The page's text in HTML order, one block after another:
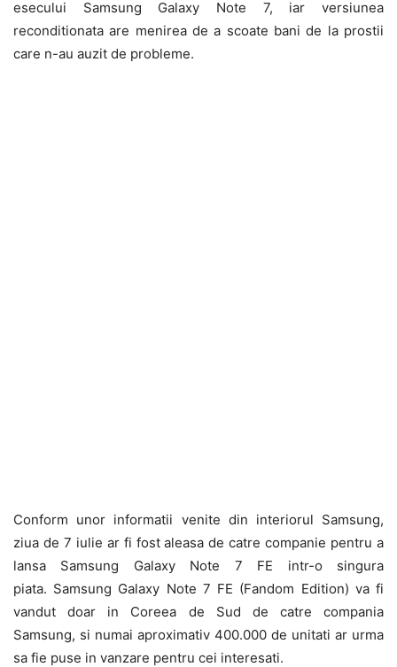
esecului Samsung Galaxy Note 7, iar versiunea
reconditionata are menirea de a scoate bani de la prostii
care n-au auzit de probleme.
Conform unor informatii venite din interiorul Samsung,
ziua de 7 iulie ar fi fost aleasa de catre companie pentru a
lansa Samsung Galaxy Note 7 FE intr-o singura
piata. Samsung Galaxy Note 7 FE (Fandom Edition) va fi
vandut doar in Coreea de Sud de catre compania
Samsung, si numai aproximativ 400.000 de unitati ar urma
sa fie puse in vanzare pentru cei interesati.